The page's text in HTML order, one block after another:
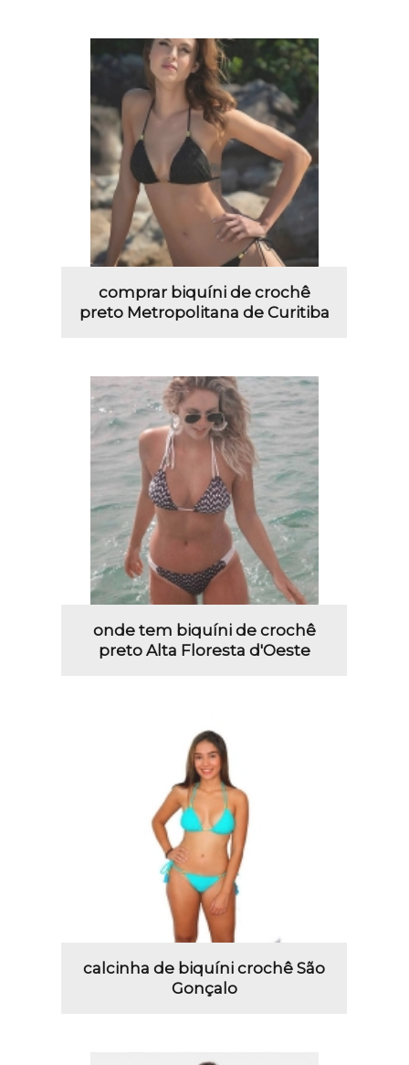
comprar biquíni de crochê
preto Metropolitana de Curitiba
onde tem biquíni de crochê
preto Alta Floresta d'Oeste
calcinha de biquíni crochê São
Gonçalo